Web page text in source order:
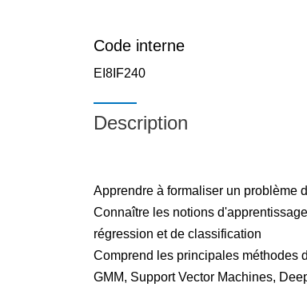
Code interne
EI8IF240
Description
Apprendre à formaliser un problème
Connaître les notions
régression et de classification
Comprend les principales méthodes
GMM, Support Vector Machines,